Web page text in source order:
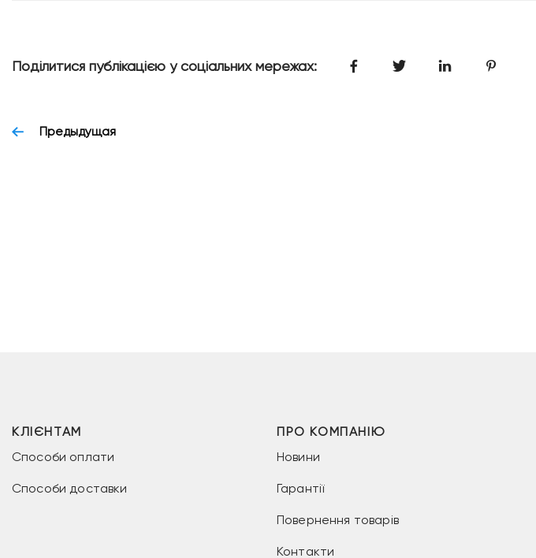
Поділитися публікацією у соціальних мережах:
Предыдущая
КЛІЄНТАМ
Способи оплати
Способи доставки
ПРО КОМПАНІЮ
Новини
Гарантії
Повернення товарів
Контакти